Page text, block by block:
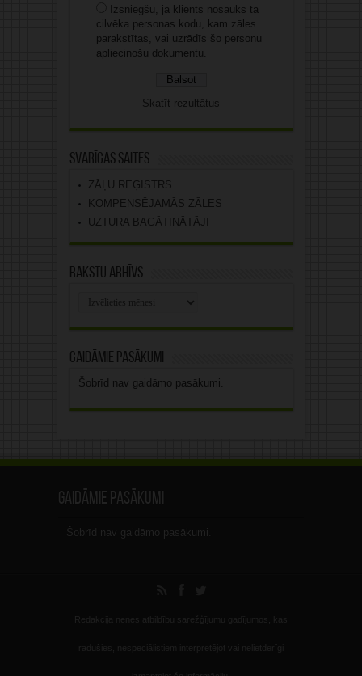
Izsniegšu, ja klients nosauks tā
cilvēka personas kodu, kam zāles
parakstītas, vai uzrādīs šo personu
apliecinošu dokumentu.
Skatīt rezultātus
Svarīgas saites
ZĀĻU REĢISTRS
KOMPENSĒJAMĀS ZĀLES
UZTURA BAGĀTINĀTĀJI
Rakstu arhīvs
Gaidāmie pasākumi
Šobrīd nav gaidāmo pasākumi.
Gaidāmie pasākumi
Šobrīd nav gaidāmo pasākumi.
Redakcija nenes atbildību sarežģījumu gadījumos, kas